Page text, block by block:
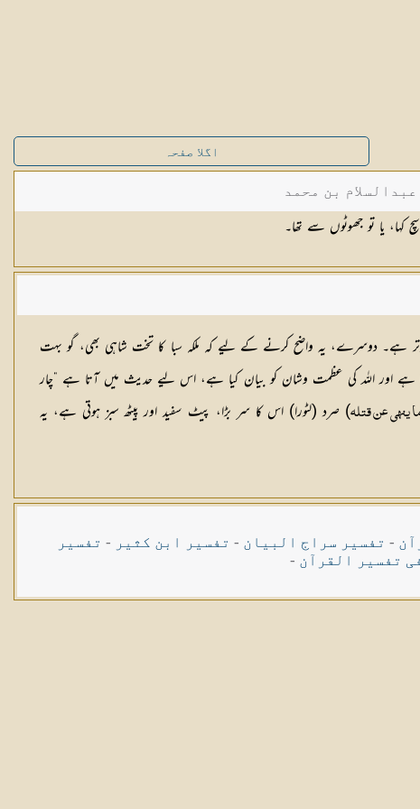
اگلا صفحہ
بن محمد
یا تو جھوٹوں سے تھا۔
ہے۔ دوسرے، یہ واضح کرنے کے لیے کہ ملکہ سبا کا تخت شاہی بھی، گو بہت
ہے اور اللہ کی عظمت وشان کو بیان کیا ہے، اس لیے حدیث میں آتا ہے ”چار
ينهى عن قتله) صرد (لٹورا) اس کا سر بڑا، پیٹ سفید اور پیٹھ سبز ہوتی ہے، یہ
- تفسیر سراج البیان - تفسیر ابن کثیر - تفسیر
تفسیر القرآن -